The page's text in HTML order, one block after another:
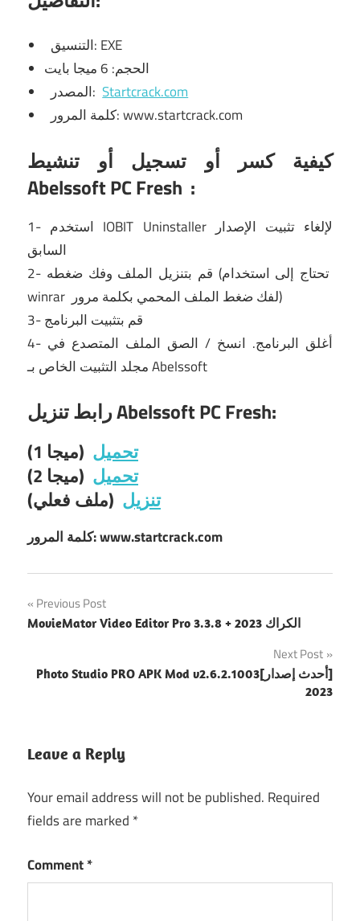
التنسيق: EXE
الحجم: 6 ميجا بايت
المصدر:Startcrack.com
كلمة المرور: www.startcrack.com
كيفية كسر أو تسجيل أو تنشيط
Abelssoft PC Fresh :
IOBIT Uninstaller لإلغاء تثبيت الإصدار
winrar
لفك ضغط الملف المحمي بكلمة مرور)
3- قم بتثبيت البرنامج
4- أغلق البرنامج. انسخ / الصق الملف المتصدع في
مجلد التثبيت الخاص بـ Abelssoft
رابط تنزيل Abelssoft PC Fresh:
تحميل (ميجا 1)
تحميل (ميجا 2)
تنزيل (ملف فعلي)
كلمة المرور: www.startcrack.com
Post
navigation
Previous Post
MovieMator Video Editor Pro 3.3.8 + الكراك 2023
Next Post
Photo Studio PRO APK Mod v2.6.2.1003[أحدث إصدار]
2023
Leave a Reply
Your email address will not be published. Required
fields are marked *
Comment*